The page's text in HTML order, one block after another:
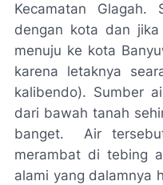
Kecamatan
dengan kota dan
menuju ke kota
karena letaknya
kalibendo). Sumber
dari bawah tanah
banget.
Air
merambat di tebing
alami yang dalamnya